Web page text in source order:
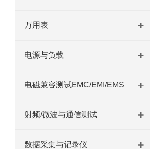
万用表
电源与负载
电磁兼容测试EMC/EMI/EMS
射频/微波与通信测试
数据采集与记录仪